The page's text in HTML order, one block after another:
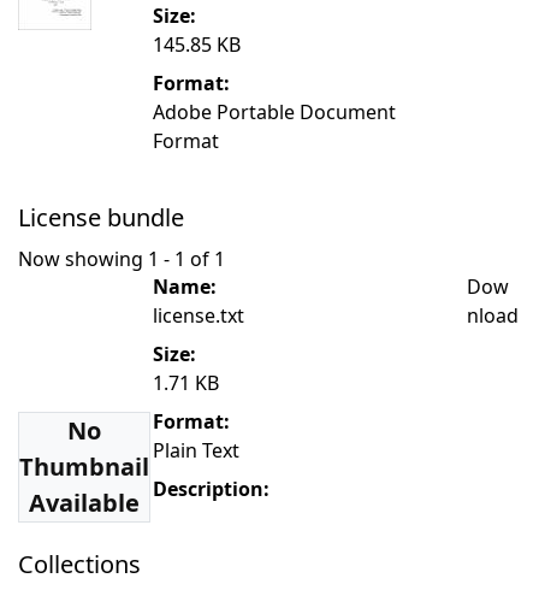
Size:
145.85 KB
Format:
Adobe Portable Document
Format
License bundle
Now showing 1 - 1 of 1
No
Thumbnail
Available
Name:
license.txt
Size:
1.71 KB
Format:
Plain Text
Description:
Dow
nload
Collections